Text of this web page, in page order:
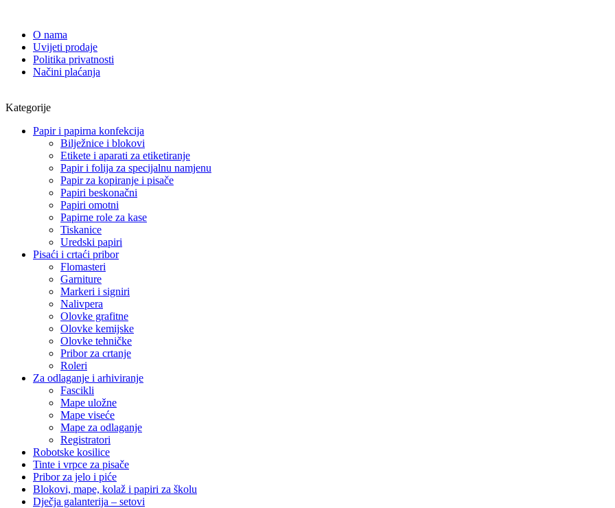
O nama
Uvijeti prodaje
Politika privatnosti
Načini plaćanja
Kategorije
Papir i papirna konfekcija
Bilježnice i blokovi
Etikete i aparati za etiketiranje
Papir i folija za specijalnu namjenu
Papir za kopiranje i pisače
Papiri beskonačni
Papiri omotni
Papirne role za kase
Tiskanice
Uredski papiri
Pisaći i crtaći pribor
Flomasteri
Garniture
Markeri i signiri
Nalivpera
Olovke grafitne
Olovke kemijske
Olovke tehničke
Pribor za crtanje
Roleri
Za odlaganje i arhiviranje
Fascikli
Mape uložne
Mape viseće
Mape za odlaganje
Registratori
Robotske kosilice
Tinte i vrpce za pisače
Pribor za jelo i piće
Blokovi, mape, kolaž i papiri za školu
Dječja galanterija – setovi